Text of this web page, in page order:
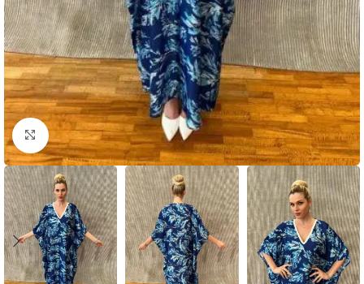
Click to enlarge